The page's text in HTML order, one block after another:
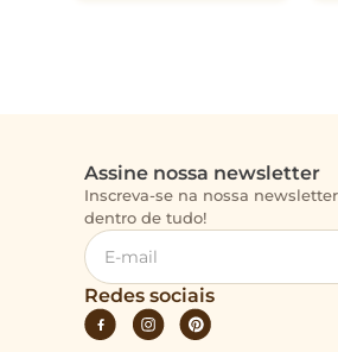
Assine nossa newsletter
Inscreva-se na nossa
dentro de tudo!
Redes sociais